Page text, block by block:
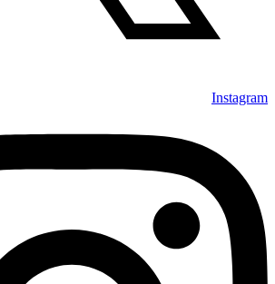
Instagram